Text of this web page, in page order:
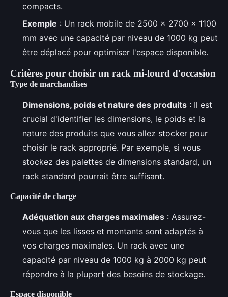
compacts.
Exemple : Un rack mobile de 2500 x 2700 x 1100
mm avec une capacité par niveau de 1000 kg peut
être déplacé pour optimiser l'espace disponible.
Critères pour choisir un rack mi-lourd d'occasion
Type de marchandises
Dimensions, poids et nature des produits : Il est
crucial d'identifier les dimensions, le poids et la
nature des produits que vous allez stocker pour
choisir le rack approprié. Par exemple, si vous
stockez des palettes de dimensions standard, un
rack standard pourrait être suffisant.
Capacité de charge
Adéquation aux charges maximales : Assurez-
vous que les lisses et montants sont adaptés à
vos charges maximales. Un rack avec une
capacité par niveau de 1000 kg à 2000 kg peut
répondre à la plupart des besoins de stockage.
Espace disponible